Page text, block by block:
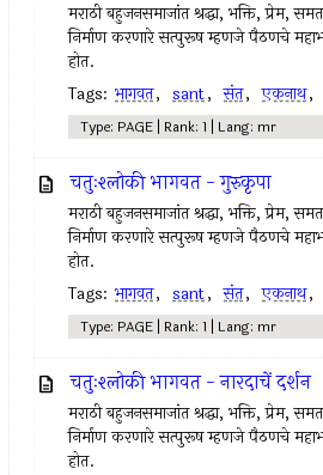
मराठी बहुजनसमाजांत श्रद्धा, भक्ति, प्रेम,
निर्माण करणारे सत्पुरूष म्हणजे पैठणचे
होत.
Tags: भागवत, sant, संत, एकनाथ,
Type: PAGE | Rank: 1 | Lang: mr
चतुःश्लोकी भागवत - गुरुकृपा
मराठी बहुजनसमाजांत श्रद्धा, भक्ति, प्रेम,
निर्माण करणारे सत्पुरूष म्हणजे पैठणचे
होत.
Tags: भागवत, sant, संत, एकनाथ,
Type: PAGE | Rank: 1 | Lang: mr
चतुःश्लोकी भागवत - नारदाचें दर्शन
मराठी बहुजनसमाजांत श्रद्धा, भक्ति, प्रेम,
निर्माण करणारे सत्पुरूष म्हणजे पैठणचे
होत.